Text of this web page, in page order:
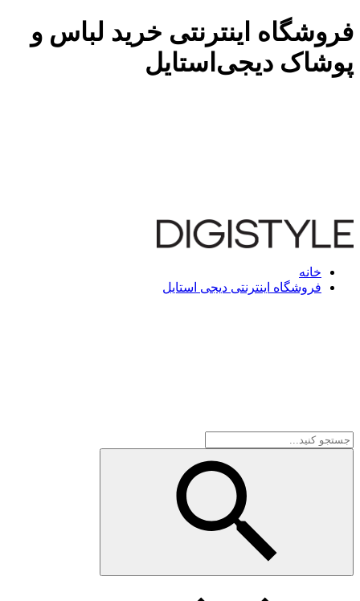
فروشگاه اینترنتی خرید لباس و
پوشاک دیجی‌استایل
خانه
فروشگاه اینترنتی دیجی استایل